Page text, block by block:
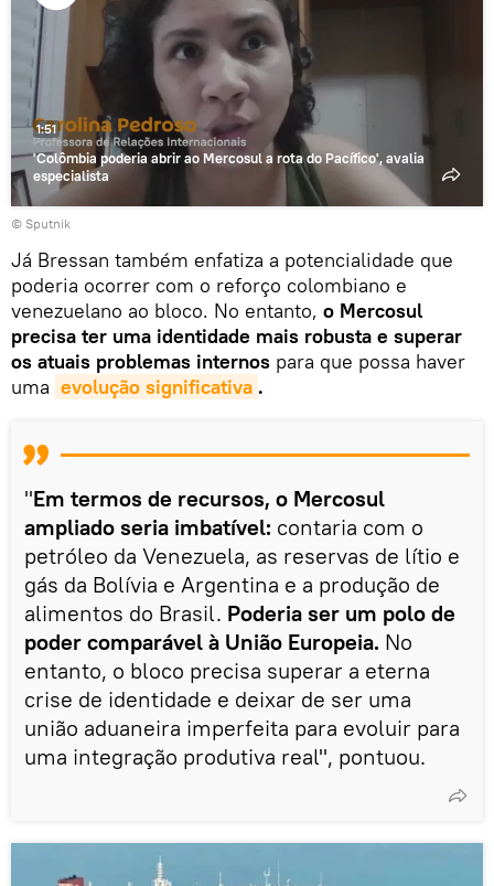
Reproduzir
vídeo
'Colômbia poderia abrir ao Mercosul a rota do Pacífico', avalia
especialista
1:51
© Sputnik
Já Bressan também enfatiza a potencialidade que
poderia ocorrer com o reforço colombiano e
venezuelano ao bloco. No entanto, o Mercosul
precisa ter uma identidade mais robusta e superar
os atuais problemas internos para que possa haver
uma evolução significativa .
"Em termos de recursos, o Mercosul
ampliado seria imbatível: contaria com o
petróleo da Venezuela, as reservas de lítio e
gás da Bolívia e Argentina e a produção de
alimentos do Brasil. Poderia ser um polo de
poder comparável à União Europeia. No
entanto, o bloco precisa superar a eterna
crise de identidade e deixar de ser uma
união aduaneira imperfeita para evoluir para
uma integração produtiva real", pontuou.